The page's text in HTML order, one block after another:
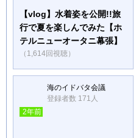
【vlog】水着姿を公開!!旅
行で夏を楽しんでみた【ホ
テルニューオータニ幕張】
（1,614回視聴）
海のイドバタ会議
登録者数 171人
2年前